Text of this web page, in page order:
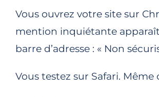
Vous ouvrez votre site sur
mention inquiétante
barre d’adresse : « Non
Vous testez sur Safari. Même